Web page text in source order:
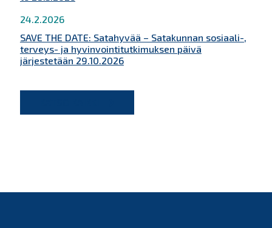
24.2.2026
SAVE THE DATE: Satahyvää – Satakunnan sosiaali-,
terveys- ja hyvinvointitutkimuksen päivä
järjestetään 29.10.2026